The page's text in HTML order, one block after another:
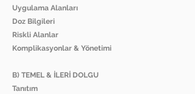
Uygulama Alanları
Doz Bilgileri
Riskli Alanlar
Komplikasyonlar & Yönetimi
B) TEMEL & İLERİ DOLGU
Tanıtım